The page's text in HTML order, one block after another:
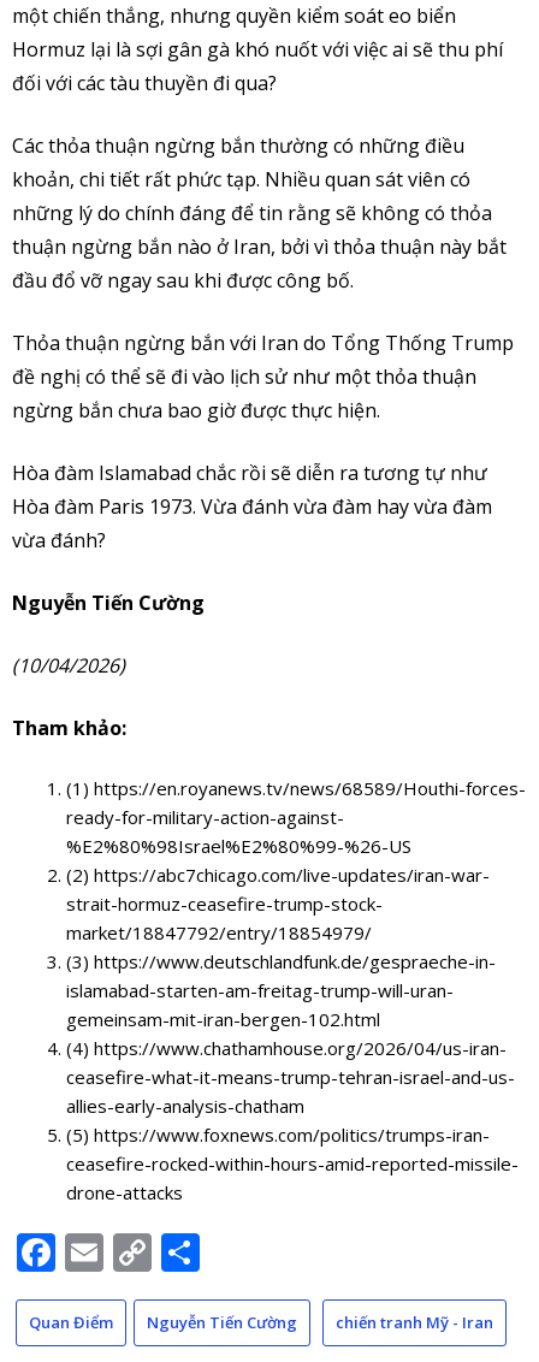
một chiến thắng, nhưng quyền kiểm soát eo biển
Hormuz lại là sợi gân gà khó nuốt với việc ai sẽ thu phí
đối với các tàu thuyền đi qua?
Các thỏa thuận ngừng bắn thường có những điều
khoản, chi tiết rất phức tạp. Nhiều quan sát viên có
những lý do chính đáng để tin rằng sẽ không có thỏa
thuận ngừng bắn nào ở Iran, bởi vì thỏa thuận này bắt
đầu đổ vỡ ngay sau khi được công bố.
Thỏa thuận ngừng bắn với Iran do Tổng Thống Trump
đề nghị có thể sẽ đi vào lịch sử như một thỏa thuận
ngừng bắn chưa bao giờ được thực hiện.
Hòa đàm Islamabad chắc rồi sẽ diễn ra tương tự như
Hòa đàm Paris 1973. Vừa đánh vừa đàm hay vừa đàm
vừa đánh?
Nguyễn Tiến Cường
(10/04/2026)
Tham khảo:
(1) https://en.royanews.tv/news/68589/Houthi-forces-
ready-for-military-action-against-
%E2%80%98Israel%E2%80%99-%26-US
(2) https://abc7chicago.com/live-updates/iran-war-
strait-hormuz-ceasefire-trump-stock-
market/18847792/entry/18854979/
(3) https://www.deutschlandfunk.de/gespraeche-in-
islamabad-starten-am-freitag-trump-will-uran-
gemeinsam-mit-iran-bergen-102.html
(4) https://www.chathamhouse.org/2026/04/us-iran-
ceasefire-what-it-means-trump-tehran-israel-and-us-
allies-early-analysis-chatham
(5) https://www.foxnews.com/politics/trumps-iran-
ceasefire-rocked-within-hours-amid-reported-missile-
drone-attacks
Facebook
Email
Copy
Link
Quan Điểm Nguyễn Tiến Cường chiến tranh Mỹ - Iran